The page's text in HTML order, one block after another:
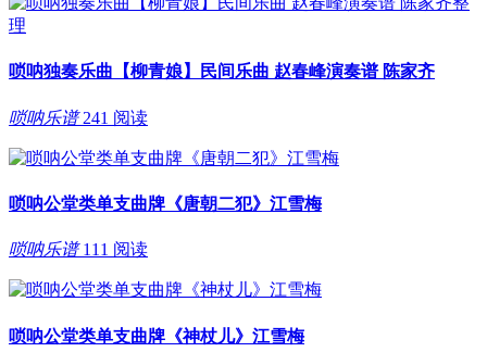
唢呐独奏乐曲【柳青娘】民间乐曲 赵春峰演奏谱 陈家齐
唢呐乐谱 241 阅读
唢呐公堂类单支曲牌《唐朝二犯》江雪梅
唢呐乐谱 111 阅读
唢呐公堂类单支曲牌《神杖儿》江雪梅